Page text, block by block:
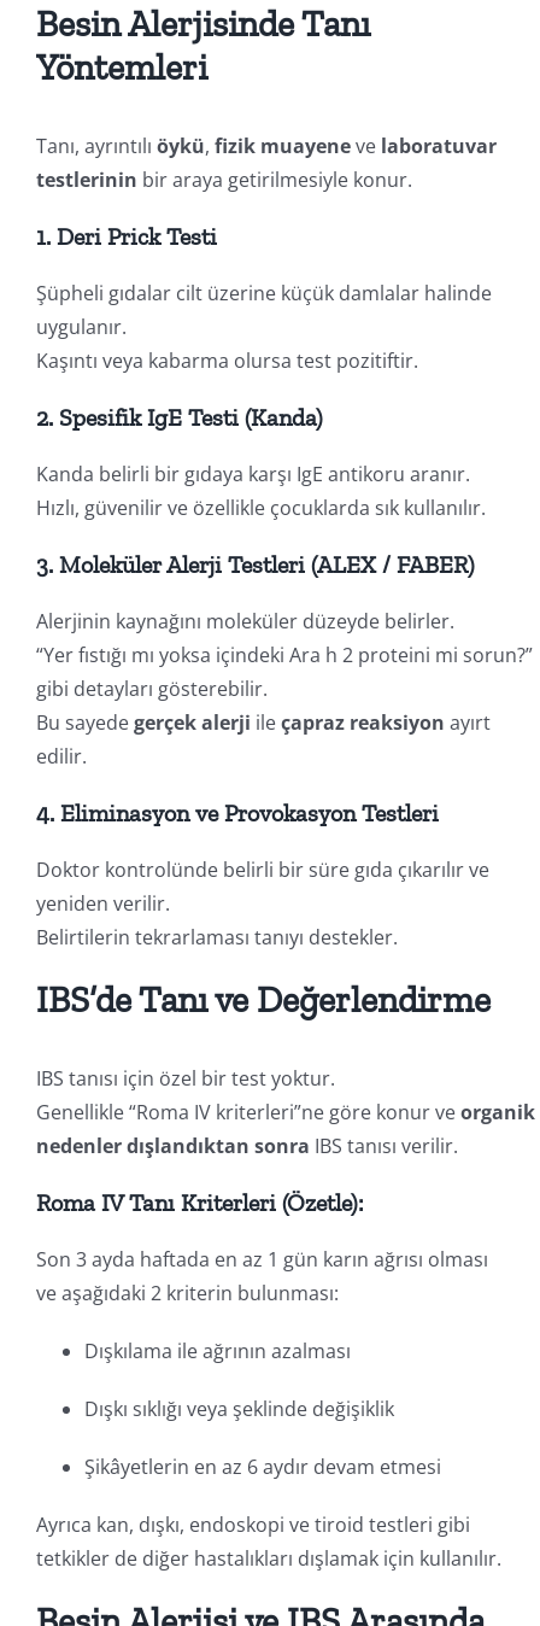
Besin Alerjisinde Tanı
Yöntemleri
Tanı, ayrıntılı öykü, fizik muayeneve laboratuvar
testlerinin bir araya getirilmesiyle konur.
1. Deri Prick Testi
Şüpheli gıdalar cilt üzerine küçük damlalar halinde
uygulanır.
Kaşıntı veya kabarma olursa test pozitiftir.
2. Spesifik IgE Testi (Kanda)
Kanda belirli bir gıdaya karşı IgE antikoru aranır.
Hızlı, güvenilir ve özellikle çocuklarda sık kullanılır.
3. Moleküler Alerji Testleri (ALEX / FABER)
Alerjinin kaynağını moleküler düzeyde belirler.
“Yer fıstığı mı yoksa içindeki Ara h 2 proteini mi sorun?”
gibi detayları gösterebilir.
Bu sayedegerçek alerji ileçapraz reaksiyon ayırt
edilir.
4. Eliminasyon ve Provokasyon Testleri
Doktor kontrolünde belirli bir süre gıda çıkarılır ve
yeniden verilir.
Belirtilerin tekrarlaması tanıyı destekler.
IBS’de Tanı ve Değerlendirme
IBS tanısı için özel bir test yoktur.
Genellikle “Roma IV kriterleri”ne göre konur veorganik
nedenler dışlandıktan sonra IBS tanısı verilir.
Roma IV Tanı Kriterleri (Özetle):
Son 3 ayda haftada en az 1 gün karın ağrısı olması
ve aşağıdaki 2 kriterin bulunması:
Dışkılama ile ağrının azalması
Dışkı sıklığı veya şeklinde değişiklik
Şikâyetlerin en az 6 aydır devam etmesi
Ayrıca kan, dışkı, endoskopi ve tiroid testleri gibi
tetkikler de diğer hastalıkları dışlamak için kullanılır.